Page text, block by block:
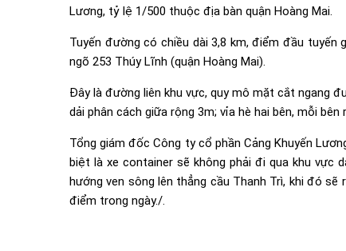
Lương, tỷ lệ 1/500 thuộc địa bàn quận Hoàng Mai.
Tuyến đường có chiều dài 3,8 km, điểm đầu
ngõ 253 Thúy Lĩnh (quận Hoàng Mai).
Đây là đường liên khu vực, quy mô mặt cắt ngang
dải phân cách giữa rộng 3m; vỉa hè hai bên, mỗi bên
Tổng giám đốc Công ty cổ phần Cảng Khuyến
biệt là xe container sẽ không phải đi qua khu vực
hướng ven sông lên thẳng cầu Thanh Trì, khi đó
điểm trong ngày./.